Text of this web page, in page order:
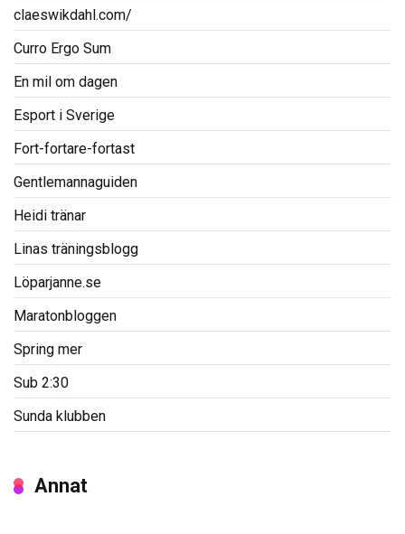
claeswikdahl.com/
Curro Ergo Sum
En mil om dagen
Esport i Sverige
Fort-fortare-fortast
Gentlemannaguiden
Heidi tränar
Linas träningsblogg
Löparjanne.se
Maratonbloggen
Spring mer
Sub 2:30
Sunda klubben
Annat